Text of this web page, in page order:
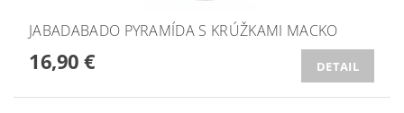
JABADABADO PYRAMÍDA S KRÚŽKAMI MACKO
16,90 € DETAIL